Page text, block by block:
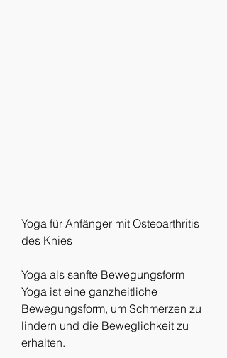
Yoga für Anfänger mit Osteoarthritis
des Knies
Yoga als sanfte Bewegungsform
Yoga ist eine ganzheitliche
Bewegungsform, um Schmerzen zu
lindern und die Beweglichkeit zu
erhalten.